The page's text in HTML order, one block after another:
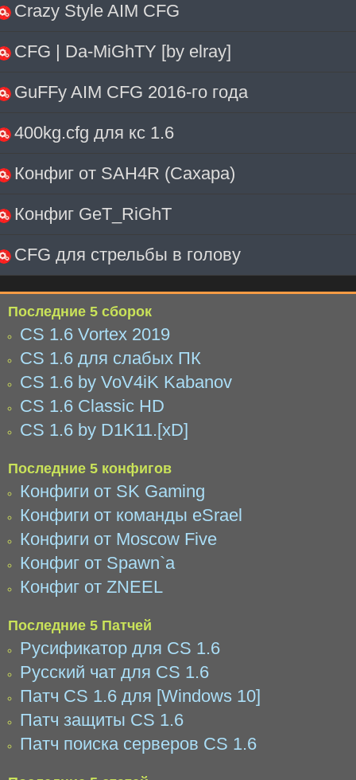
Crazy Style AIM CFG
CFG | Da-MiGhTY [by elray]
GuFFy AIM CFG 2016-го года
400kg.cfg для кс 1.6
Конфиг от SAH4R (Сахара)
Конфиг GeT_RiGhT
CFG для стрельбы в голову
Последние 5 сборок
CS 1.6 Vortex 2019
CS 1.6 для слабых ПК
CS 1.6 by VoV4iK Kabanov
CS 1.6 Classic HD
CS 1.6 by D1K11.[xD]
Последние 5 конфигов
Конфиги от SK Gaming
Конфиги от команды eSrael
Конфиги от Moscow Five
Конфиг от Spawn`a
Конфиг от ZNEEL
Последние 5 Патчей
Русификатор для CS 1.6
Русский чат для CS 1.6
Патч CS 1.6 для [Windows 10]
Патч защиты CS 1.6
Патч поиска серверов CS 1.6